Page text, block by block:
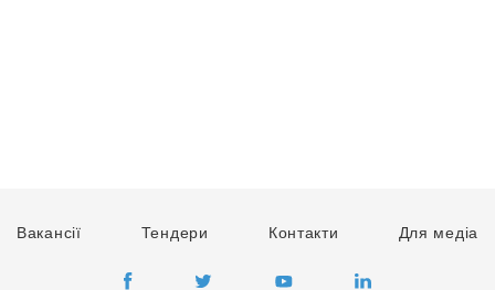
Вакансії Тендери Контакти Для медіа